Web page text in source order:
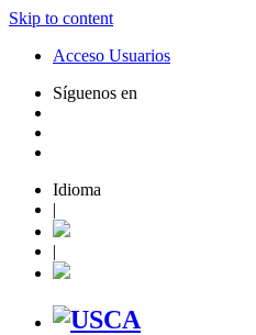
Skip to content
Acceso Usuarios
Síguenos en
Idioma
|
|